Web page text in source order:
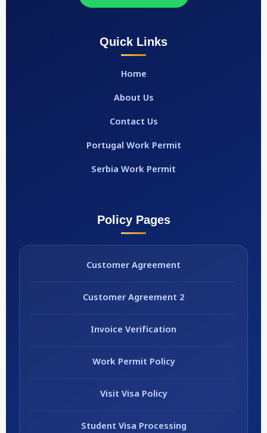
Quick Links
Home
About Us
Contact Us
Portugal Work Permit
Serbia Work Permit
Policy Pages
Customer Agreement
Customer Agreement 2
Invoice Verification
Work Permit Policy
Visit Visa Policy
Student Visa Processing